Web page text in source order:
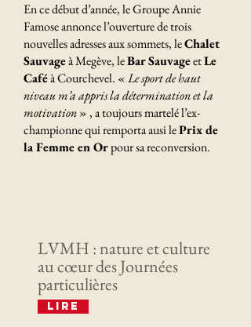
En ce début d’année, le Groupe Annie
Famose annonce l’ouverture de trois
nouvelles adresses aux sommets, leChalet
Sauvageà Megève, leBar SauvageetLe
Caféà Courchevel. «Le sport de haut
niveau m’a appris la détermination et la
motivation» , a toujours martelé l’ex-
championne qui remporta ausi lePrix de
la Femme en Orpour sa reconversion.
LVMH : nature et culture
au cœur des Journées
particulières
Lire